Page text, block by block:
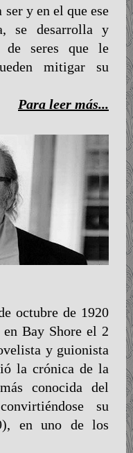
ser y en el que ese
se desarrolla y
de seres que le
mitigar su
Para leer más...
octubre de 1920
Bay Shore el 2
y guionista
la crónica de la
conocida del
su
en uno de los